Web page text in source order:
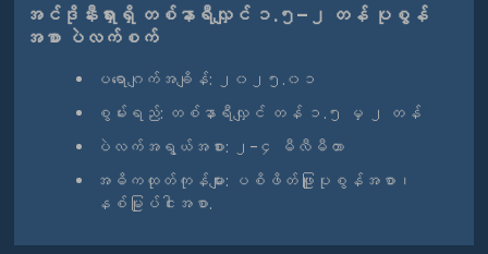
အင်ဒိုနီးရှားရှိ တစ်နာရီလျှင် ၁.၅–၂ တန် ပုစွန်
အစာ ပဲလက်စက်
ပရောဂျက်အချိန်: ၂၀၂၅.၀၁
စွမ်းရည်: တစ်နာရီလျှင် တန် ၁.၅ မှ ၂ တန်
ပဲလက်အရွယ်အစား: ၂-၄ မီလီမီတာ
အဓိကထုတ်ကုန်များ: ပစိဖိတ်ဖြူပုစွန်အစာ၊
နစ်မြုပ်ငါးအစာ.